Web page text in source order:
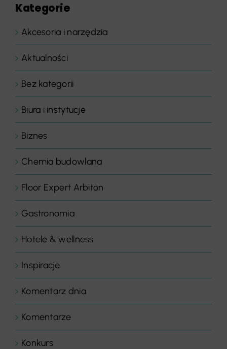
Kategorie
Akcesoria i narzędzia
Aktualności
Bez kategorii
Biura i instytucje
Biznes
Chemia budowlana
Floor Expert Arbiton
Gastronomia
Hotele & wellness
Inspiracje
Komentarz dnia
Komentarze
Konkurs